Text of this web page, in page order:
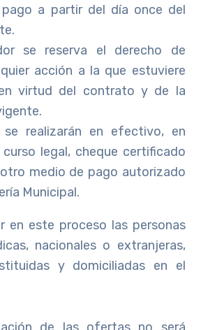
a partir del día once del
se reserva el derecho de
acción a la que estuviere
virtud del contrato y de la
realizarán en efectivo, en
legal, cheque certificado
medio de pago autorizado
Municipal.
en este proceso las personas
nacionales o extranjeras,
y domiciliadas en el